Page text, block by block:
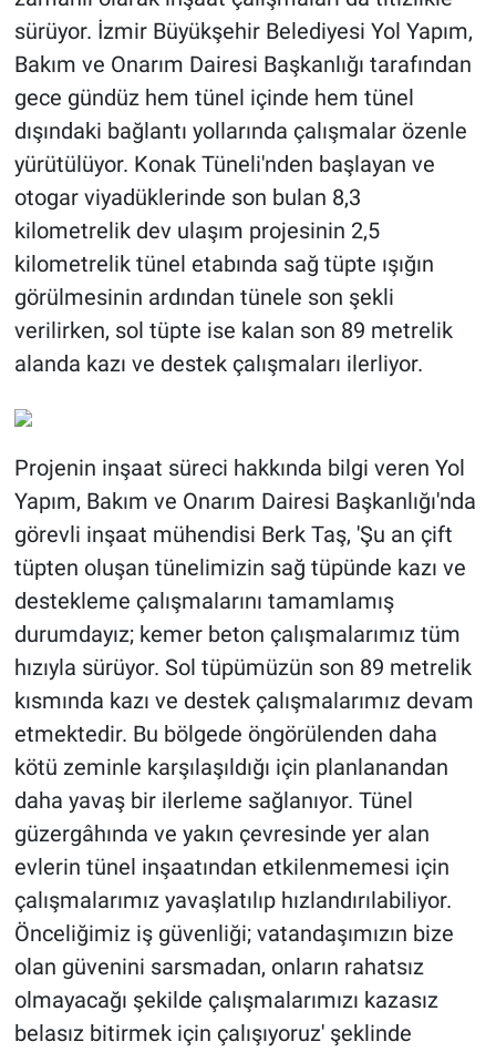
sürüyor. İzmir Büyükşehir Belediyesi Yol Yapım,
Bakım ve Onarım Dairesi Başkanlığı tarafından
gece gündüz hem tünel içinde hem tünel
dışındaki bağlantı yollarında çalışmalar özenle
yürütülüyor. Konak Tüneli'nden başlayan ve
otogar viyadüklerinde son bulan 8,3
kilometrelik dev ulaşım projesinin 2,5
kilometrelik tünel etabında sağ tüpte ışığın
görülmesinin ardından tünele son şekli
verilirken, sol tüpte ise kalan son 89 metrelik
alanda kazı ve destek çalışmaları ilerliyor.
Projenin inşaat süreci hakkında bilgi veren Yol
Yapım, Bakım ve Onarım Dairesi Başkanlığı'nda
görevli inşaat mühendisi Berk Taş, 'Şu an çift
tüpten oluşan tünelimizin sağ tüpünde kazı ve
destekleme çalışmalarını tamamlamış
durumdayız; kemer beton çalışmalarımız tüm
hızıyla sürüyor. Sol tüpümüzün son 89 metrelik
kısmında kazı ve destek çalışmalarımız devam
etmektedir. Bu bölgede öngörülenden daha
kötü zeminle karşılaşıldığı için planlanandan
daha yavaş bir ilerleme sağlanıyor. Tünel
güzergâhında ve yakın çevresinde yer alan
evlerin tünel inşaatından etkilenmemesi için
çalışmalarımız yavaşlatılıp hızlandırılabiliyor.
Önceliğimiz iş güvenliği; vatandaşımızın bize
olan güvenini sarsmadan, onların rahatsız
olmayacağı şekilde çalışmalarımızı kazasız
belasız bitirmek için çalışıyoruz' şeklinde